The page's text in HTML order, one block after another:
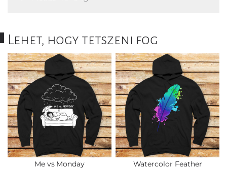
Lehet, hogy tetszeni fog
Me vs Monday Watercolor Feather